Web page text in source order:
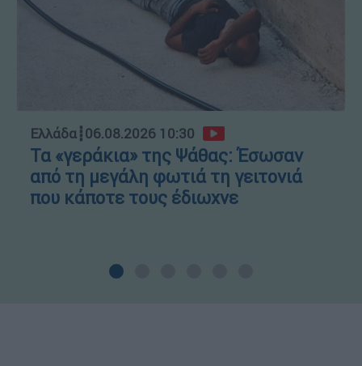
Ελλάδα┋06.08.2026 10:30
Τα «γεράκια» της Ψάθας: Έσωσαν
από τη μεγάλη φωτιά τη γειτονιά
που κάποτε τους έδιωχνε